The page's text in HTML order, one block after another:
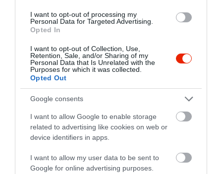
I want to opt-out of processing my
Personal Data for Targeted Advertising.
Opted In
I want to opt-out of Collection, Use,
Retention, Sale, and/or Sharing of my
Personal Data that Is Unrelated with the
Purposes for which it was collected.
Opted Out
Google consents
I want to allow Google to enable storage
related to advertising like cookies on web or
device identifiers in apps.
I want to allow my user data to be sent to
Google for online advertising purposes.
Probléma jelentése Te vagy a tulajdonos?